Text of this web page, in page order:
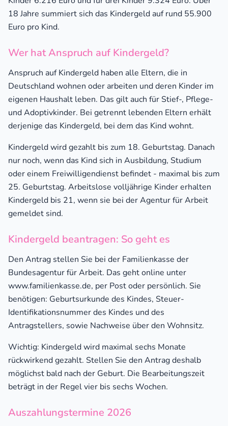
18 Jahre summiert sich das Kindergeld auf rund 55.900
Euro pro Kind.
Wer hat Anspruch auf Kindergeld?
Anspruch auf Kindergeld haben alle Eltern, die in
Deutschland wohnen oder arbeiten und deren Kinder im
eigenen Haushalt leben. Das gilt auch für Stief-, Pflege-
und Adoptivkinder. Bei getrennt lebenden Eltern erhält
derjenige das Kindergeld, bei dem das Kind wohnt.
Kindergeld wird gezahlt bis zum 18. Geburtstag. Danach
nur noch, wenn das Kind sich in Ausbildung, Studium
oder einem Freiwilligendienst befindet - maximal bis zum
25. Geburtstag. Arbeitslose volljährige Kinder erhalten
Kindergeld bis 21, wenn sie bei der Agentur für Arbeit
gemeldet sind.
Kindergeld beantragen: So geht es
Den Antrag stellen Sie bei der Familienkasse der
Bundesagentur für Arbeit. Das geht online unter
www.familienkasse.de, per Post oder persönlich. Sie
benötigen: Geburtsurkunde des Kindes, Steuer-
Identifikationsnummer des Kindes und des
Antragstellers, sowie Nachweise über den Wohnsitz.
Wichtig: Kindergeld wird maximal sechs Monate
rückwirkend gezahlt. Stellen Sie den Antrag deshalb
möglichst bald nach der Geburt. Die Bearbeitungszeit
beträgt in der Regel vier bis sechs Wochen.
Auszahlungstermine 2026